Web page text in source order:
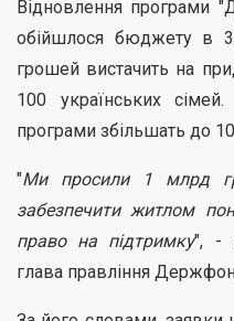
Відновлення програми
обійшлося бюджету в
грошей вистачить на
100 українських
програми збільшать до
"Ми просили 1 млрд
забезпечити житлом
право на підтримку", -
глава правління